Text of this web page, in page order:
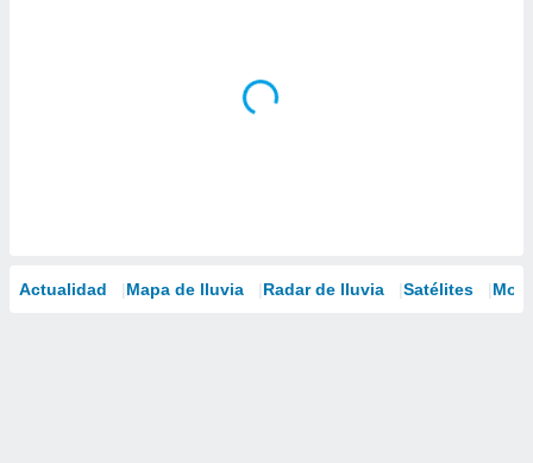
Actualidad Mapa de lluvia Radar de lluvia Satélites